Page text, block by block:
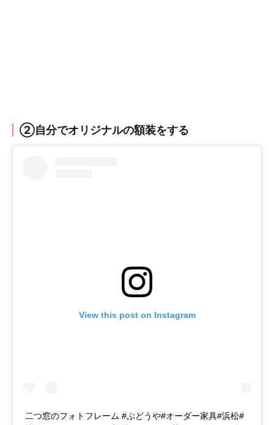
②自分でオリジナルの額装をする
View this post on Instagram
二つ窓のフォトフレーム #ぶどうや#オーダー家具#浜松#